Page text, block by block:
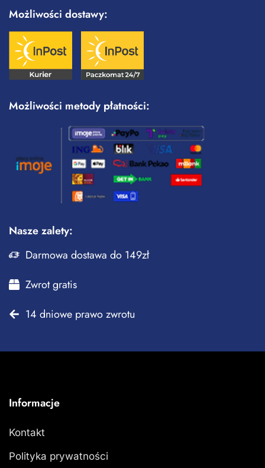
Możliwości dostawy:
Możliwości metody płatności:
Nasze zalety:
Darmowa dostawa do 149zł
Zwrot gratis
14 dniowe prawo zwrotu
Informacje
Kontakt
Polityka prywatności